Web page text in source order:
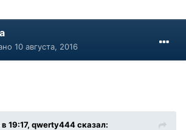
10 августа, 2016
19:17, qwerty444 сказал: